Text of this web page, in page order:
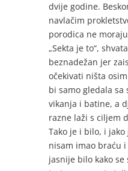
dvije godine.
navlačim
porodica ne
„Sekta je to“,
beznadežan jer
očekivati ništa
bi samo gledala sa
vikanja i batine, a
razne laži s ciljem
Tako je i bilo, i
nisam imao braću
jasnije bilo kako